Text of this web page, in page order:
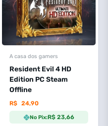
A casa dos gamers
Resident Evil 4 HD
Edition PC Steam
Offline
R$ 24,90
No Pix:R$ 23,66